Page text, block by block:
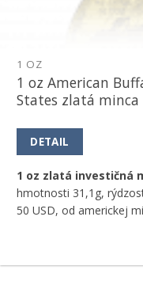
1 OZ
1 oz American
States zlatá minca
DETAIL
1 oz zlatá investičná
hmotnosti 31,1g,
50 USD, od americkej